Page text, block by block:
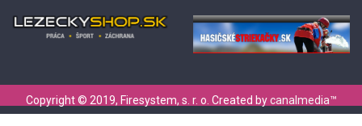
Copyright © 2019, Firesystem, s. r. o. Created bycanalmedia™